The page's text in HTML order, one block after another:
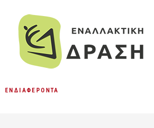
ΕΝΔΙΑΦΈΡΟΝΤΑ